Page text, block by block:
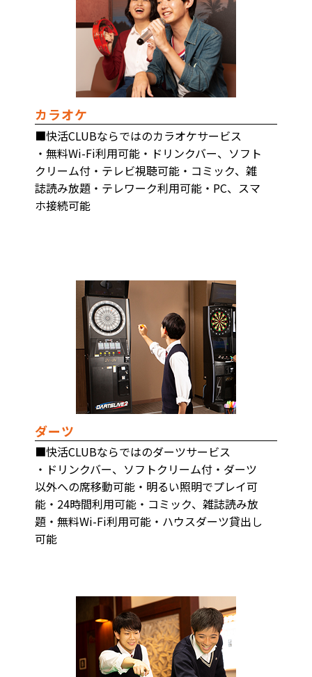
カラオケ
■快活CLUBならではのカラオケサービス
・無料Wi-Fi利用可能・ドリンクバー、ソフト
クリーム付・テレビ視聴可能・コミック、雑
誌読み放題・テレワーク利用可能・PC、スマ
ホ接続可能
ダーツ
■快活CLUBならではのダーツサービス
・ドリンクバー、ソフトクリーム付・ダーツ
以外への席移動可能・明るい照明でプレイ可
能・24時間利用可能・コミック、雑誌読み放
題・無料Wi-Fi利用可能・ハウスダーツ貸出し
可能